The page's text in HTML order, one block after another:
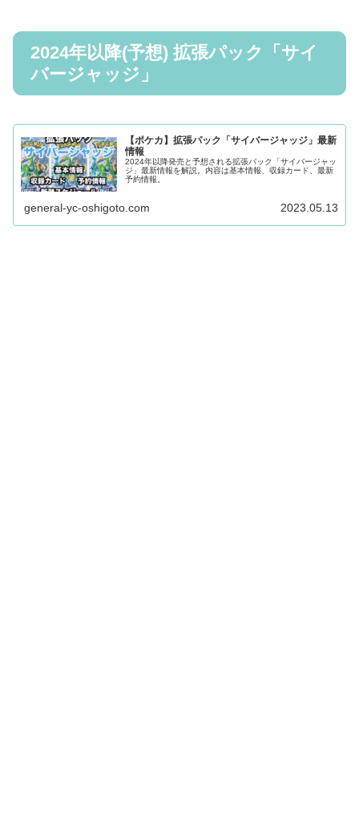
2024年以降(予想) 拡張パック「サイ
バージャッジ」
【ポケカ】拡張パック「サイバージャッジ」最新
情報
2024年以降発売と予想される拡張パック「サイバージャッ
ジ」最新情報を解説。内容は基本情報、収録カード、最新
予約情報。
general-yc-oshigoto.com 2023.05.13